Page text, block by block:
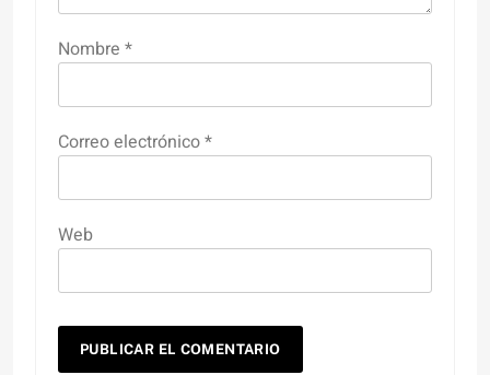
Nombre *
Correo electrónico*
Web